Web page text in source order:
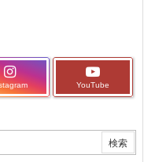
YouTube